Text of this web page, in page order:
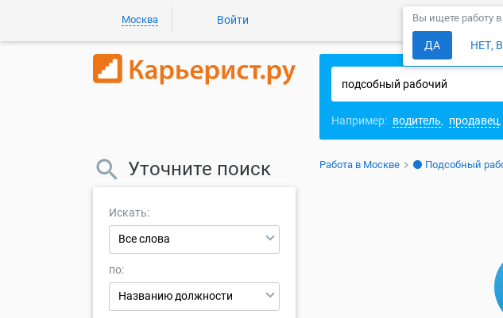
Москва Войти Вы ищете работу в
ДА НЕТ,
Например: водитель, продавец,
Работа в Москве ⚫ Подсобный
Уточните поиск
Искать:
Все слова
по:
Названию должности